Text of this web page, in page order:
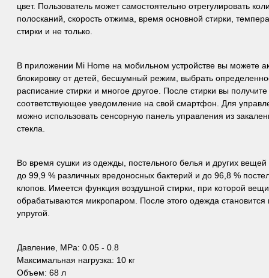
цвет. Пользователь может самостоятельно отрегулировать
полосканий, скорость отжима, время основной стирки,
стирки и не только.
В приложении Mi Home на мобильном устройстве вы можете
блокировку от детей, бесшумный режим, выбрать
расписание стирки и многое другое. После стирки вы получите
соответствующее уведомление на свой смартфон. Для
можно использовать сенсорную панель управления из
стекла.
Во время сушки из одежды, постельного белья и других вещей
до 99,9 % различных вредоносных бактерий и до 96,8 %
клопов. Имеется функция воздушной стирки, при которой вещи
обрабатываются микропаром. После этого одежда становится
упругой.
Давление, МРа: 0.05 - 0.8
Максимальная нагрузка: 10 кг
Объем: 68 л